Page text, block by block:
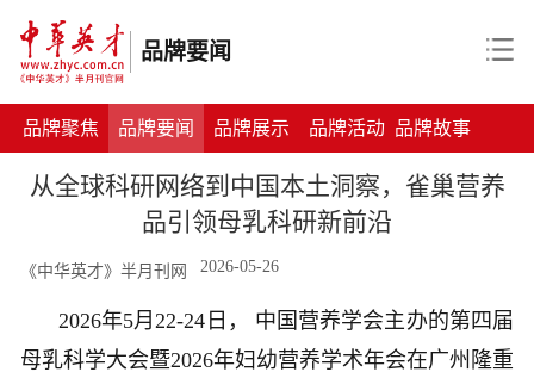
品牌要闻
品牌聚焦 品牌要闻 品牌展示 品牌活动 品牌故事
从全球科研网络到中国本土洞察，雀巢营养
品引领母乳科研新前沿
《中华英才》半月刊网 2026-05-26
2026年5月22-24日， 中国营养学会主办的第四届
母乳科学大会暨2026年妇幼营养学术年会在广州隆重